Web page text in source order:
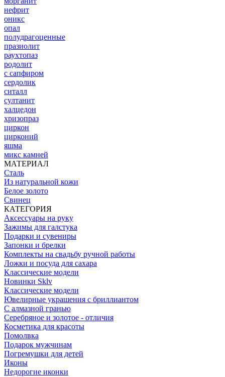
нефрит
оникс
опал
полудрагоценные
празиолит
раухтопаз
родолит
с сапфиром
сердолик
ситалл
султанит
халцедон
хризопраз
циркон
цирконий
яшма
микс камней
МАТЕРИАЛ
Сталь
Из натуральной кожи
Белое золото
Свинец
КАТЕГОРИЯ
Аксессуары на руку
Зажимы для галстука
Подарки и сувениры
Запонки и брелки
Комплекты на свадьбу ручной работы
Ложки и посуда для сахара
Классические модели
Новинки Sklv
Классические модели
Ювелирные украшения с бриллиантом
С алмазной гранью
Серебряное и золотое - отличия
Косметика для красоты
Помолвка
Подарок мужчинам
Погремушки для детей
Иконы
Недорогие иконки